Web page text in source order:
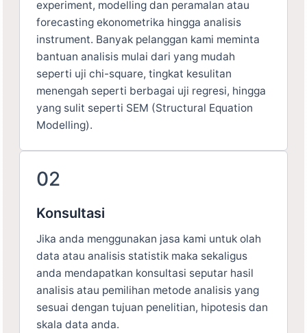
experiment, modelling dan peramalan atau
forecasting ekonometrika hingga analisis
instrument. Banyak pelanggan kami meminta
bantuan analisis mulai dari yang mudah
seperti uji chi-square, tingkat kesulitan
menengah seperti berbagai uji regresi, hingga
yang sulit seperti SEM (Structural Equation
Modelling).
02
Konsultasi
Jika anda menggunakan jasa kami untuk olah
data atau analisis statistik maka sekaligus
anda mendapatkan konsultasi seputar hasil
analisis atau pemilihan metode analisis yang
sesuai dengan tujuan penelitian, hipotesis dan
skala data anda.